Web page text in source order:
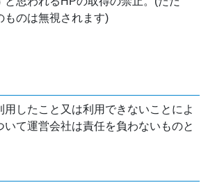
ものは無視されます)
用したこと又は利用できないことによ
いて運営会社は責任を負わないものと